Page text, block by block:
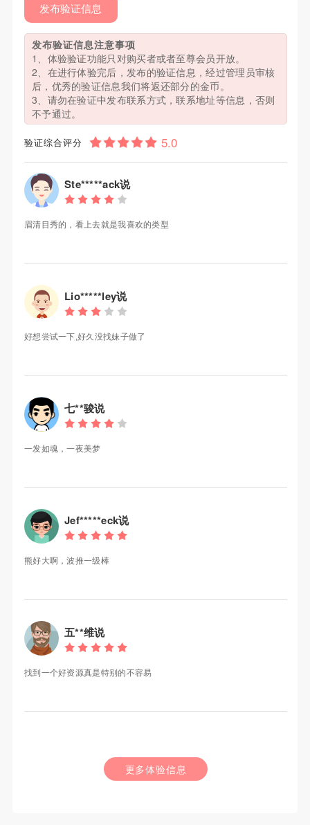
发布验证信息
发布验证信息注意事项
1、体验验证功能只对购买者或者至尊会员开放。
2、在进行体验完后，发布的验证信息，经过管理员审核
后，优秀的验证信息我们将返还部分的金币。
3、请勿在验证中发布联系方式，联系地址等信息，否则
不予通过。
验证综合评分
Ste*****ack说
眉清目秀的，看上去就是我喜欢的类型
Lio*****ley说
好想尝试一下,好久没找妹子做了
七**骏说
一发如魂，一夜美梦
Jef*****eck说
熊好大啊，波推一级棒
五**维说
找到一个好资源真是特别的不容易
更多体验信息